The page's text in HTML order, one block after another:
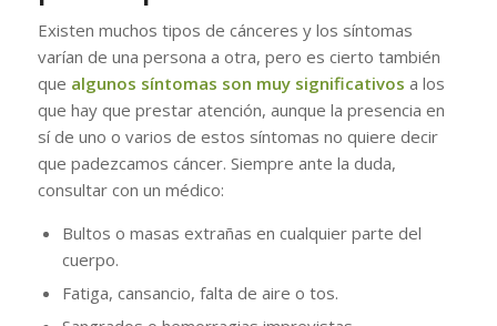
Existen muchos tipos de cánceres y los síntomas
varían de una persona a otra, pero es cierto también
que algunos síntomas son muy significativos a los
que hay que prestar atención, aunque la presencia en
sí de uno o varios de estos síntomas no quiere decir
que padezcamos cáncer. Siempre ante la duda,
consultar con un médico:
Bultos o masas extrañas en cualquier parte del
cuerpo.
Fatiga, cansancio, falta de aire o tos.